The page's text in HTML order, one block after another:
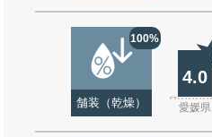
100%
舗装（乾燥）
4.0
愛媛県